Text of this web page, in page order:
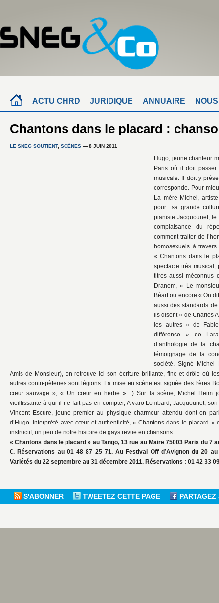
ACTU CHRD JURIDIQUE ANNUAIRE
Chantons dans le placard :
LE SNEG SOUTIENT, SCÈNES — 8 JUIN 2011
Hugo, jeune chanteur
Paris où il doit
musicale. Il doit y
corresponde. Pour
La mère Michel,
pour sa grande
pianiste Jacquounet, le
complaisance du
comment traiter de
homosexuels à
« Chantons dans le
spectacle très musical,
titres aussi méconnus
Dranem, « Le
Béart ou encore « On
aussi des standards
ils disent » de Charles
les autres » de
différence » de
d’anthologie de la
témoignage de la
société. Signé Michel
Amis de Monsieur), on retrouve ici son écriture brillante, fine et drôle où
autres contrepèteries sont légions. La mise en scène est signée des frères
cœur sauvage », « Un cœur en herbe »…) Sur la scène, Michel Heim
vieillissante à qui il ne fait pas en compter, Alvaro Lombard, Jacquounet,
Vincent Escure, jeune premier au physique charmeur attendu dont on
d’Hugo. Interprété avec cœur et authenticité, « Chantons dans le placard »
instructif, un peu de notre histoire de gays revue en chansons…
« Chantons dans le placard » au Tango, 13 rue au Maire 75003 Paris du 7
€. Réservations au 01 48 87 25 71. Au Festival Off d’Avignon du 20
Variétés du 22 septembre au 31 décembre 2011. Réservations : 01 42 33
S'ABONNER TWEETEZ CETTE PAGE PARTAGEZ